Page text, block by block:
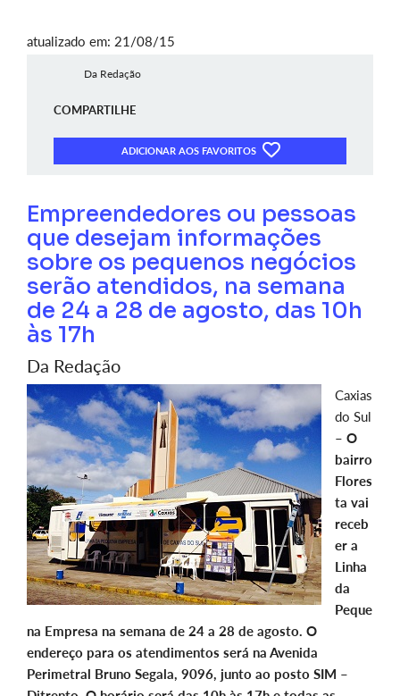
atualizado em: 21/08/15
Da Redação
COMPARTILHE
ADICIONAR AOS FAVORITOS
Empreendedores ou pessoas
que desejam informações
sobre os pequenos negócios
serão atendidos, na semana
de 24 a 28 de agosto, das 10h
às 17h
Da Redação
Caxias
do Sul
– O
bairro
Flores
ta vai
receb
er a
Linha
da
Peque
na Empresa na semana de 24 a 28 de agosto. O
endereço para os atendimentos será na Avenida
Perimetral Bruno Segala, 9096, junto ao posto SIM –